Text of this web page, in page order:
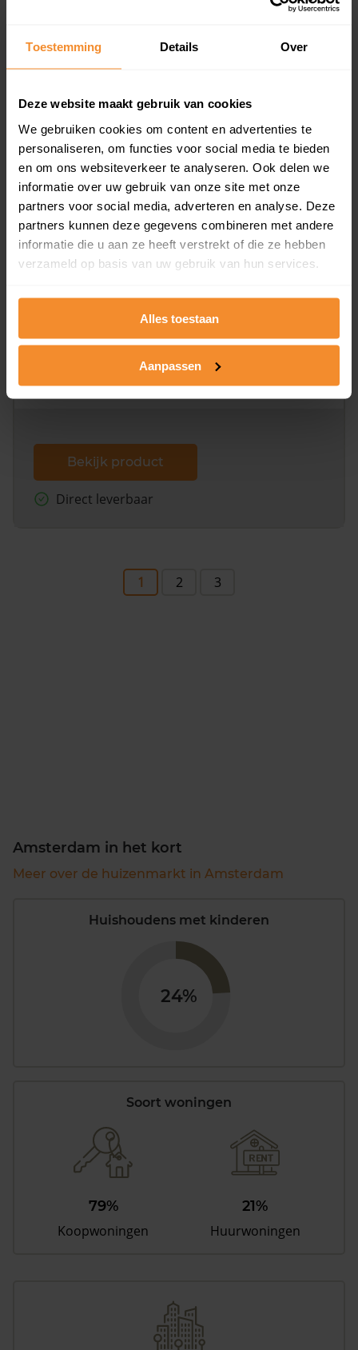
Toestemming Details Over
Deze website maakt gebruik van cookies
We gebruiken cookies om content en advertenties te
personaliseren, om functies voor social media te bieden
en om ons websiteverkeer te analyseren. Ook delen we
informatie over uw gebruik van onze site met onze
partners voor social media, adverteren en analyse. Deze
partners kunnen deze gegevens combineren met andere
informatie die u aan ze heeft verstrekt of die ze hebben
verzameld op basis van uw gebruik van hun services.
Alles toestaan
Aanpassen
koopsommen.
Bekijk product
Direct leverbaar
Kadastrale kaart pakket
Alleen globale ligging perceel
omliggende percelen met de kadastrale erfgrenzen,
dit inclusief de luchtfoto!
Bekijk product
Direct leverbaar
1 2 3
Amsterdam in het kort
Meer over de huizenmarkt in Amsterdam
Huishoudens met kinderen
24%
Soort woningen
79%
Koopwoningen
21%
Huurwoningen